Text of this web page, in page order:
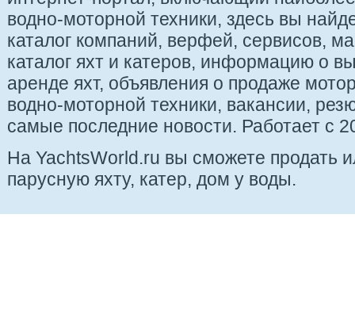
водно-моторной техники, здесь вы
каталог компаний, верфей, сервисов,
каталог яхт и катеров, информацию о
аренде яхт, объявления о продаже
водно-моторной техники, вакансии,
самые последние новости. Работает с
На YachtsWorld.ru вы сможете продать
парусную яхту, катер, дом у воды.